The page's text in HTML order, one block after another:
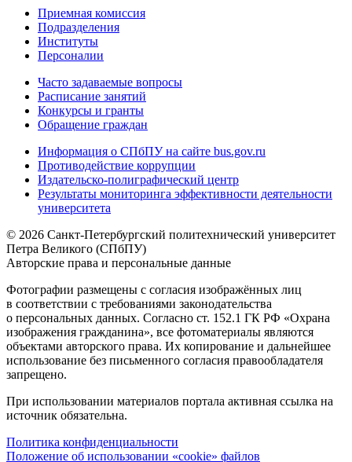
Приемная комиссия
Подразделения
Институты
Персоналии
Часто задаваемые вопросы
Расписание занятий
Конкурсы и гранты
Обращение граждан
Информация о СПбПУ на сайте bus.gov.ru
Противодействие коррупции
Издательско-полиграфический центр
Результаты мониторинга эффективности деятельности
университета
© 2026 Санкт-Петербургский политехнический университет
Петра Великого (СПбПУ)
Авторские права и персональные данные
Фотографии размещены с согласия изображённых лиц
в соответствии с требованиями законодательства
о персональных данных. Согласно ст. 152.1 ГК РФ «Охрана
изображения гражданина», все фотоматериалы являются
объектами авторского права. Их копирование и дальнейшее
использование без письменного согласия правообладателя
запрещено.
При использовании материалов портала активная ссылка на
источник обязательна.
Политика конфиденциальности
Положение об использовании «cookie» файлов